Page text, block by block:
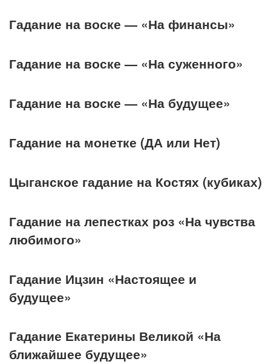
Гадание на воске — «На финансы»
Гадание на воске — «На суженного»
Гадание на воске — «На будущее»
Гадание на монетке (ДА или Нет)
Цыганское гадание на Костях (кубиках)
Гадание на лепестках роз «На чувства
любимого»
Гадание Ицзин «Настоящее и
будущее»
Гадание Екатерины Великой «На
ближайшее будущее»